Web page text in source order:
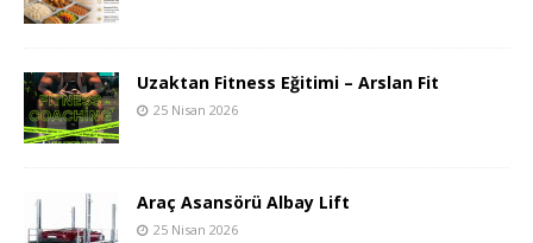
Uzaktan Fitness Eğitimi – Arslan Fit
25 Nisan 2026
Araç Asansörü Albay Lift
25 Nisan 2026